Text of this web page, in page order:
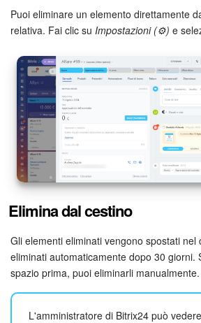
Puoi eliminare un elemento direttamente
relativa. Fai clic su Impostazioni (⚙️) e
Elimina dal cestino
Gli elementi eliminati vengono spostati nel
eliminati automaticamente dopo 30 giorni.
spazio prima, puoi eliminarli manualmente.
L'amministratore di Bitrix24 può